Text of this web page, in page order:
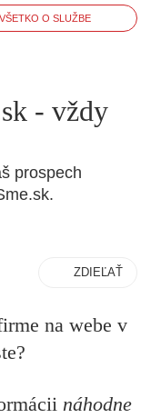
VŠETKO O SLUŽBE
- vždy
prospech
ZDIEĽAŤ
na webe v
náhodne